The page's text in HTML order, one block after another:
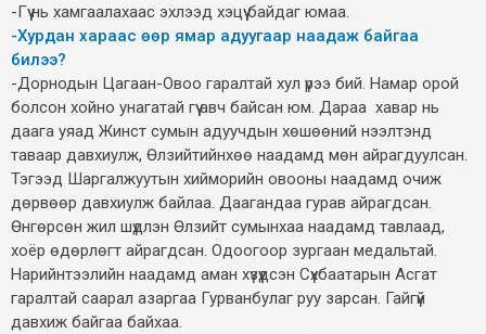
-Гүү нь хамгаалахаас эхлээд хэцүү байдаг юмаа.
-Хурдан хараас өөр ямар адуугаар наадаж байгаа
билээ?
-Дорнодын Цагаан-Овоо гаралтай хул үрээ бий. Намар орой
болсон хойно унагатай гүү авч байсан юм. Дараа хавар нь
даага уяад Жинст сумын адуучдын хөшөөний нээлтэнд
таваар давхиулж, Өлзийтийнхөө наадамд мөн айрагдуулсан.
Тэгээд Шаргалжуутын хийморийн овооны наадамд очиж
дөрвөөр давхиулж байлаа. Даагандаа гурав айрагдсан.
Өнгөрсөн жил шүдлэн Өлзийт сумынхаа наадамд тавлаад,
хоёр өдөрлөгт айрагдсан. Одоогоор зургаан медальтай.
Нарийнтээлийн наадамд аман хүзүүдсэн Сүхбаатарын Асгат
гаралтай саарал азаргаа Гурванбулаг руу зарсан. Гайгүй
давхиж байгаа байхаа.